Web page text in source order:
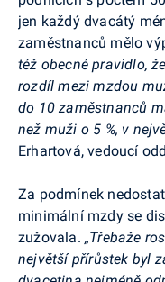
jen každý dvacátý
zaměstnanců mělo
též obecné pravidlo,
rozdíl mezi mzdou
do 10 zaměstnanců
než muži o 5 %, v
Erhartová, vedoucí
Za podmínek
minimální mzdy se
zužovala. „Třebaže
největší přírůstek byl